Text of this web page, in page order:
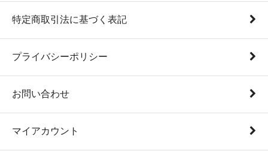
特定商取引法に基づく表記
プライバシーポリシー
お問い合わせ
マイアカウント